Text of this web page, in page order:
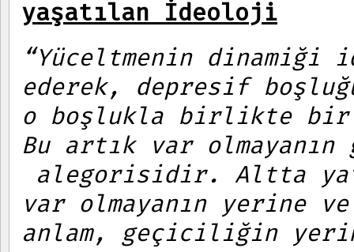
yaşatılan İdeoloji
“Yüceltmenin
ederek, depresif
o boşlukla birlikte bir
Bu artık var olmayanın
alegorisidir. Altta
var olmayanın yerine ve
anlam, geçiciliğin